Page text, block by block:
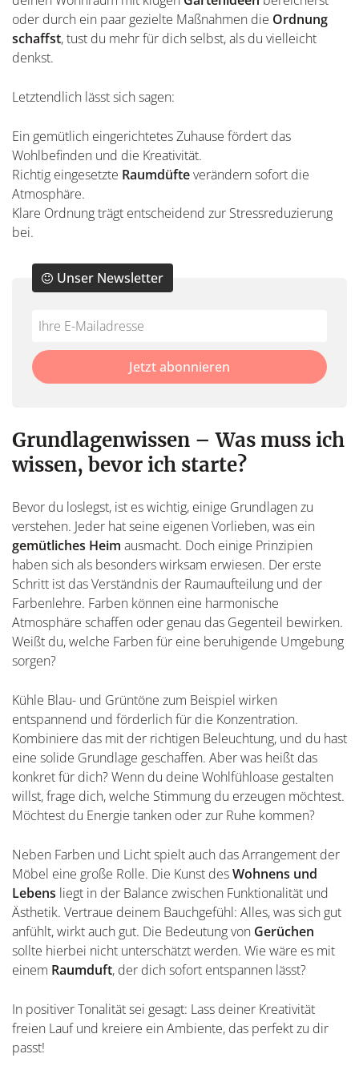
oder durch ein paar gezielte Maßnahmen die Ordnung
schaffst, tust du mehr für dich selbst, als du vielleicht
denkst.
Letztendlich lässt sich sagen:
Ein gemütlich eingerichtetes Zuhause fördert das
Wohlbefinden und die Kreativität.
Richtig eingesetzte Raumdüfteverändern sofort die
Atmosphäre.
Klare Ordnung trägt entscheidend zur Stressreduzierung
bei.
Do
fill
this
Unser Newsletter
*Ihre
Mailadresse:
Jetzt abonnieren
Grundlagenwissen – Was muss ich
wissen, bevor ich starte?
Bevor du loslegst, ist es wichtig, einige Grundlagen zu
verstehen. Jeder hat seine eigenen Vorlieben, was ein
gemütliches Heim ausmacht. Doch einige Prinzipien
haben sich als besonders wirksam erwiesen. Der erste
Schritt ist das Verständnis der Raumaufteilung und der
Farbenlehre. Farben können eine harmonische
Atmosphäre schaffen oder genau das Gegenteil bewirken.
Weißt du, welche Farben für eine beruhigende Umgebung
sorgen?
Kühle Blau- und Grüntöne zum Beispiel wirken
entspannend und förderlich für die Konzentration.
Kombiniere das mit der richtigen Beleuchtung, und du hast
eine solide Grundlage geschaffen. Aber was heißt das
konkret für dich? Wenn du deine Wohlfühloase gestalten
willst, frage dich, welche Stimmung du erzeugen möchtest.
Möchtest du Energie tanken oder zur Ruhe kommen?
Neben Farben und Licht spielt auch das Arrangement der
Möbel eine große Rolle. Die Kunst desWohnens und
Lebens liegt in der Balance zwischen Funktionalität und
Ästhetik. Vertraue deinem Bauchgefühl: Alles, was sich gut
anfühlt, wirkt auch gut. Die Bedeutung von Gerüchen
sollte hierbei nicht unterschätzt werden. Wie wäre es mit
einem Raumduft, der dich sofort entspannen lässt?
In positiver Tonalität sei gesagt: Lass deiner Kreativität
freien Lauf und kreiere ein Ambiente, das perfekt zu dir
passt!